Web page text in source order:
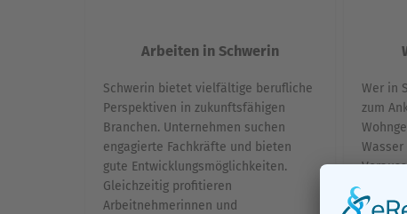
Arbeiten in Schwerin
Schwerin bietet vielfältige berufliche
Perspektiven in zukunftsfähigen
Branchen. Unternehmen suchen
engagierte Fachkräfte und bieten
gute Entwicklungsmöglichkeiten.
Gleichzeitig profitieren
Arbeitnehmerinnen und
Wer in
zum
oder im